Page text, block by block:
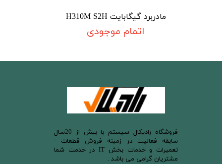
مادربرد گیگابایت H310M S2H
اتمام موجودی
​فروشگاه رادیکال سیستم با بیش از 20سال
سابقه فعالیت در زمینه فروش قطعات -
تعمیرات و خدمات بخش IT در خدمت شما
مشتریان گرامی می باشد .